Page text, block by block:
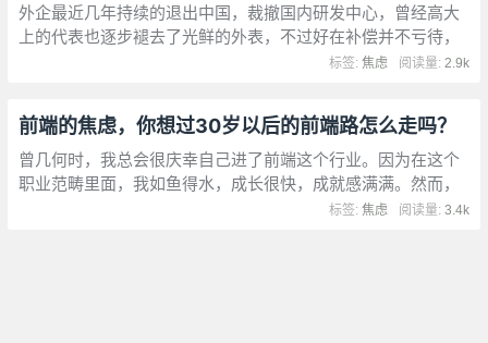
外企最近几年持续的退出中国，裁撤国内研发中心，曾经高大
上的代表也逐步褪去了光鲜的外表，不过好在补偿并不亏待，
加上外企培养的良好个人素质，再出发也许并不困难。但是，
阅读量: 2.9k
标签:焦虑
前端的焦虑，你想过30岁以后的前端路怎么走吗？
曾几何时，我总会很庆幸自己进了前端这个行业。因为在这个
职业范畴里面，我如鱼得水，成长很快，成就感满满。然而，
随着年龄和工龄的增长，渐渐发现自己的瓶颈越来越明显了，
阅读量:3.4k
标签:焦虑